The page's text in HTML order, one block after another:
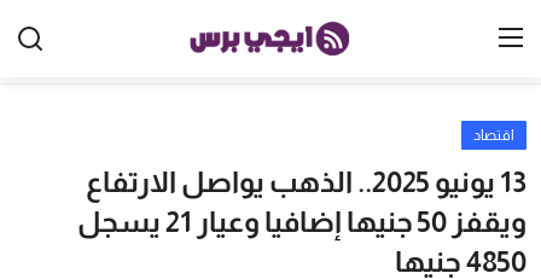
الرئيسية
الخليج
اقتصاد
13 يونيو 2025.. الذهب يواصل الارتفاع
ويقفز 50 جنيها إضافيا وعيار 21 يسجل
4850 جنيها